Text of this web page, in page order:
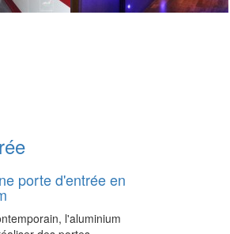
porte d'entrée en
l'aluminium